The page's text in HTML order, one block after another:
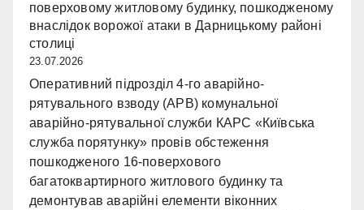
поверховому житловому будинку, пошкодженому
внаслідок ворожої атаки в Дарницькому районі
столиці
23.07.2026
Оперативний підрозділ 4-го аварійно-
рятувального взводу (АРВ) комунальної
аварійно-рятувальної служби КАРС «Київська
служба порятунку» провів обстеження
пошкодженого 16-поверхового
багатоквартирного житлового будинку та
демонтував аварійні елементи віконних